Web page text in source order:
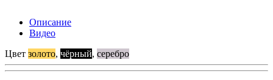
Описание
Видео
Цвет золото, чёрный, серебро